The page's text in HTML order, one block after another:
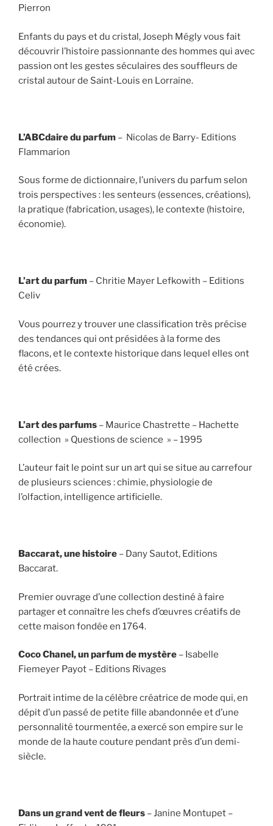
Pierron
Enfants du pays et du cristal, Joseph Mégly vous fait
découvrir l’histoire passionnante des hommes qui avec
passion ont les gestes séculaires des souffleurs de
cristal autour de Saint-Louis en Lorraine.
L’ABCdaire du parfum – Nicolas de Barry- Editions
Flammarion
Sous forme de dictionnaire, l’univers du parfum selon
trois perspectives : les senteurs (essences, créations),
la pratique (fabrication, usages), le contexte (histoire,
économie).
L’art du parfum – Chritie Mayer Lefkowith – Editions
Celiv
Vous pourrez y trouver une classification très précise
des tendances qui ont présidées à la forme des
flacons, et le contexte historique dans lequel elles ont
été crées.
L’art des parfums – Maurice Chastrette – Hachette
collection » Questions de science » – 1995
L’auteur fait le point sur un art qui se situe au carrefour
de plusieurs sciences : chimie, physiologie de
l’olfaction, intelligence artificielle.
Baccarat, une histoire – Dany Sautot, Editions
Baccarat.
Premier ouvrage d’une collection destiné à faire
partager et connaître les chefs d’œuvres créatifs de
cette maison fondée en 1764.
Coco Chanel, un parfum de mystère – Isabelle
Fiemeyer Payot – Editions Rivages
Portrait intime de la célèbre créatrice de mode qui, en
dépit d’un passé de petite fille abandonnée et d’une
personnalité tourmentée, a exercé son empire sur le
monde de la haute couture pendant près d’un demi-
siècle.
Dans un grand vent de fleurs – Janine Montupet –